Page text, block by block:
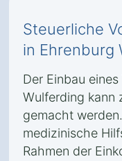
Steuerliche
in Ehrenburg
Der Einbau
Wulferding kann
gemacht
medizinische
Rahmen der